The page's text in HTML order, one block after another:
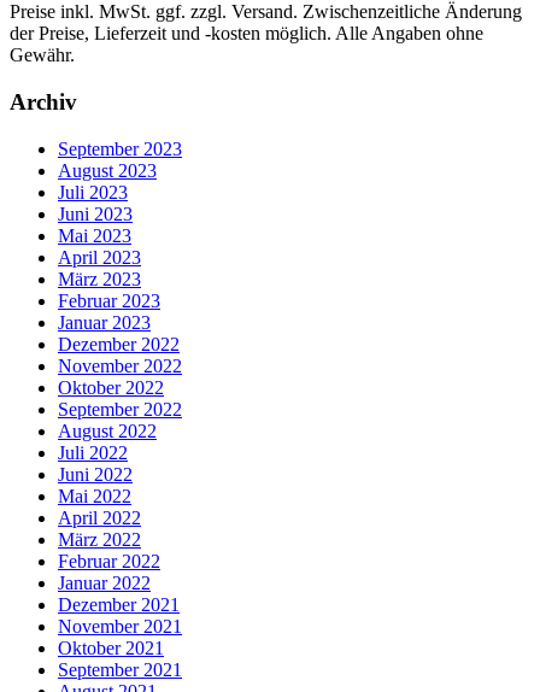
Preise inkl. MwSt. ggf. zzgl. Versand. Zwischenzeitliche Änderung
der Preise, Lieferzeit und -kosten möglich. Alle Angaben ohne
Gewähr.
Archiv
September 2023
August 2023
Juli 2023
Juni 2023
Mai 2023
April 2023
März 2023
Februar 2023
Januar 2023
Dezember 2022
November 2022
Oktober 2022
September 2022
August 2022
Juli 2022
Juni 2022
Mai 2022
April 2022
März 2022
Februar 2022
Januar 2022
Dezember 2021
November 2021
Oktober 2021
September 2021